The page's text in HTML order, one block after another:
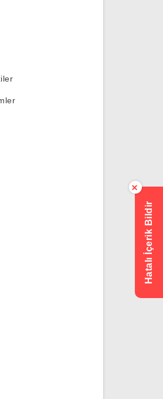
Hatalı İçerik Bildir
×